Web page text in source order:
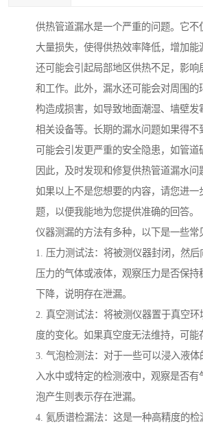
供热管道漏水是一个严重的问题。它不
大量损失，使得供热效率降低，增加能
还可能会引起局部地区供热不足，影响
和工作。此外，漏水还可能会对周围的
构造成损害，如导致地面潮湿、墙壁发
相关设备等。长期的漏水问题如果得不
可能会引发更严重的安全隐患，如管道
因此，及时发现和修复供热管道漏水问
如果以上不是您想要的内容，请您进一
题，以便我能地为您提供准确的回答。
仪器测漏的方法有多种，以下是一些常
1. 压力测试法：将被测仪器封闭，然
压力的气体或液体，观察压力是否保持
下降，说明存在泄漏。
2. 真空测试法：将被测仪器置于真空环
度的变化。如果真空度无法维持，可能
3. 气泡检测法：对于一些可以浸入液体
入水中或特定的检测液中，观察是否有
泡产生则表示存在泄漏。
4. 氦质谱检漏法：这是一种高精度的检